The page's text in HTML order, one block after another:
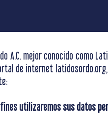
A.C. mejor conocido como
de internet
fines utilizaremos sus datos